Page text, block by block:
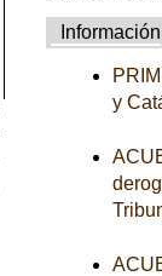
Información
y